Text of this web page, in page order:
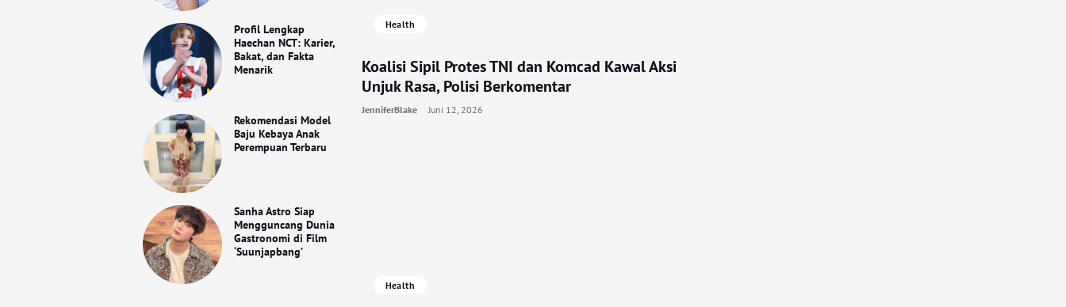
Profil Lengkap
Haechan NCT: Karier,
Bakat, dan Fakta
Menarik
Rekomendasi Model
Baju Kebaya Anak
Perempuan Terbaru
Sanha Astro Siap
Mengguncang Dunia
Gastronomi di Film
‘Suunjapbang’
Health
Koalisi Sipil Protes TNI dan Komcad Kawal Aksi
Unjuk Rasa, Polisi Berkomentar
JenniferBlake Juni 12, 2026
Health